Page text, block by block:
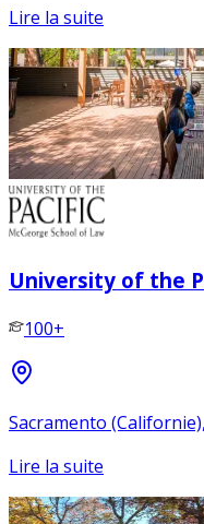
Lire la suite
University of the
100+
Sacramento
Lire la suite